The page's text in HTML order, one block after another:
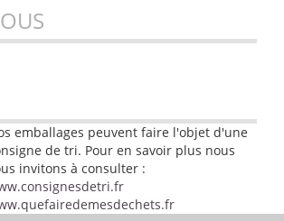
emballages peuvent faire l'objet d'une
de tri. Pour en savoir plus nous
invitons à consulter :